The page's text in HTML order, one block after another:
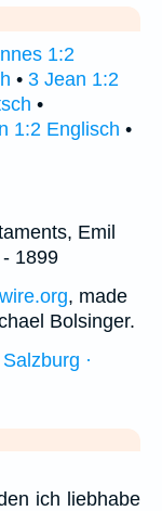
1:2
• 3 Jean 1:2
•
1:2 Englisch •
Emil
1899
, made
Bolsinger.
·
ich liebhabe